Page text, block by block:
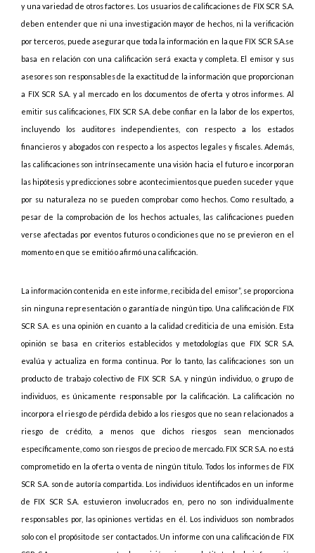
y una variedad de otros factores. Los usuarios de calificaciones de FIX SCR S.A.
deben entender que ni una investigación mayor de hechos, ni la verificación
por terceros, puede asegurar que toda la información en la que FIX SCR S.A.se
basa en relación con una calificación será exacta y completa. El emisor y sus
asesores son responsables de la exactitud de la información que proporcionan
a FIX SCR S.A. y al mercado en los documentos de oferta y otros informes. Al
emitir sus calificaciones, FIX SCR S.A. debe confiar en la labor de los expertos,
incluyendo los auditores independientes, con respecto a los estados
financieros y abogados con respecto a los aspectos legales y fiscales. Además,
las calificaciones son intrínsecamente una visión hacia el futuro e incorporan
las hipótesis y predicciones sobre acontecimientos que pueden suceder y que
por su naturaleza no se pueden comprobar como hechos. Como resultado, a
pesar de la comprobación de los hechos actuales, las calificaciones pueden
verse afectadas por eventos futuros o condiciones que no se previeron en el
momento en que se emitió o afirmó una calificación.
La información contenida en este informe, recibida del emisor”, se proporciona
sin ninguna representación o garantía de ningún tipo. Una calificación de FIX
SCR S.A. es una opinión en cuanto a la calidad crediticia de una emisión. Esta
opinión se basa en criterios establecidos y metodologías que FIX SCR S.A.
evalúa y actualiza en forma continua. Por lo tanto, las calificaciones son un
producto de trabajo colectivo de FIX SCR S.A. y ningún individuo, o grupo de
individuos, es únicamente responsable por la calificación. La calificación no
incorpora el riesgo de pérdida debido a los riesgos que no sean relacionados a
riesgo de crédito, a menos que dichos riesgos sean mencionados
específicamente, como son riesgos de precio o de mercado. FIX SCR S.A. no está
comprometido en la oferta o venta de ningún título. Todos los informes de FIX
SCR S.A. son de autoría compartida. Los individuos identificados en un informe
de FIX SCR S.A. estuvieron involucrados en, pero no son individualmente
responsables por, las opiniones vertidas en él. Los individuos son nombrados
solo con el propósito de ser contactados. Un informe con una calificación de FIX